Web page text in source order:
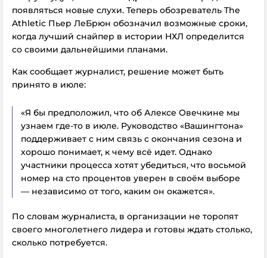
появляться новые слухи. Теперь обозреватель The
Athletic Пьер ЛеБрюн обозначил возможные сроки,
когда лучший снайпер в истории НХЛ определится
со своими дальнейшими планами.
Как сообщает журналист, решение может быть
принято в июле:
«Я бы предположил, что об Алексе Овечкине мы
узнаем где-то в июле. Руководство «Вашингтона»
поддерживает с ним связь с окончания сезона и
хорошо понимает, к чему всё идет. Однако
участники процесса хотят убедиться, что восьмой
номер на сто процентов уверен в своём выборе
— независимо от того, каким он окажется».
По словам журналиста, в организации не торопят
своего многолетнего лидера и готовы ждать столько,
сколько потребуется.